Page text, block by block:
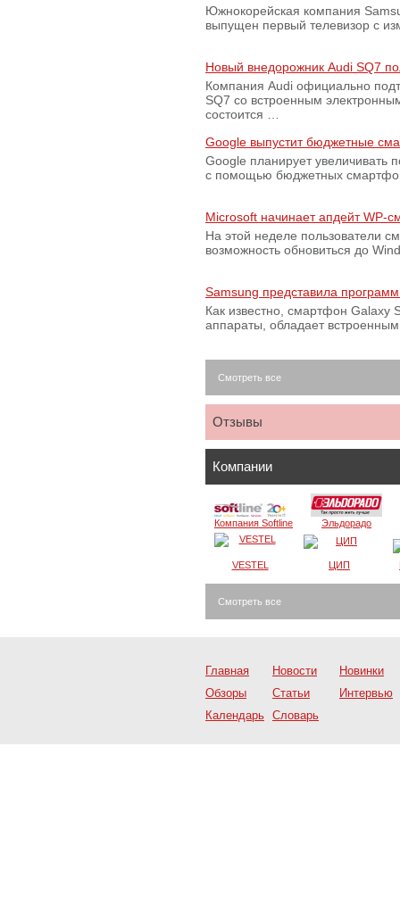
Южнокорейская компания
выпущен первый телевизор с
Новый внедорожник Audi SQ7
Компания Audi официально
SQ7 со встроенным
состоится …
Google выпустит бюджетные
Google планирует увеличивать
с помощью бюджетных
Microsoft начинает апдейт WP-
На этой неделе пользователи
возможность обновиться до
Samsung представила
Как известно, смартфон Galaxy
аппараты, обладает
Смотреть все
Отзывы
Компании
Компания Softline Эльдорадо
VESTEL ЦИП
Смотреть все
Главная Новости
Новинки
Обзоры
Статьи
Интервью
Календарь Словарь